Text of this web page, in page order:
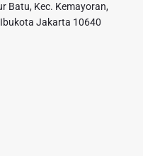
Batu, Kec. Kemayoran,
Jakarta 10640